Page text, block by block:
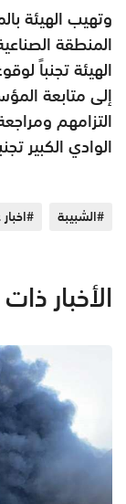
وتهيب الهيئة
المنطقة
الهيئة تجنباً
إلى متابعة
التزامهم
الوادي الكبير
#الشبيبة
الأخبار